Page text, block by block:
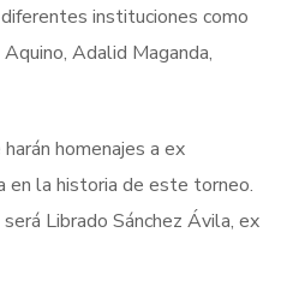
instituciones como
Adalid Maganda,
homenajes a ex
en la historia de este torneo.
Librado Sánchez Ávila, ex